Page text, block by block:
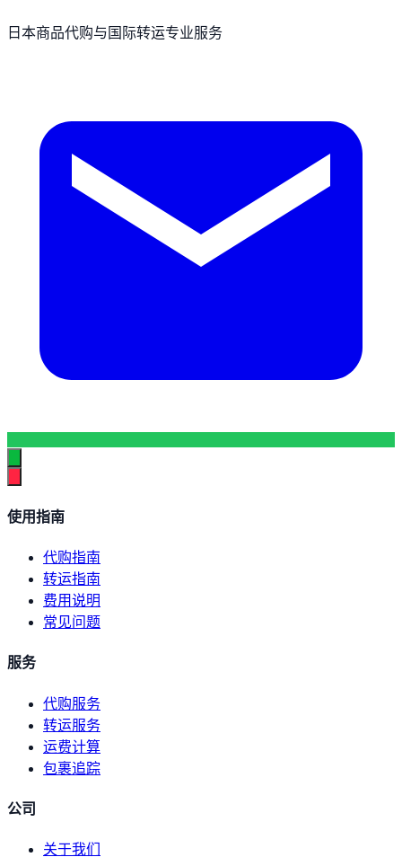
日本商品代购与国际转运专业服务
使用指南
代购指南
转运指南
费用说明
常见问题
服务
代购服务
转运服务
运费计算
包裹追踪
公司
关于我们